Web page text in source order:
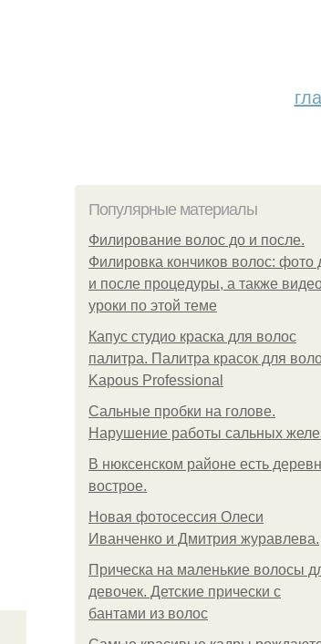
Популярные материалы
Филирование волос до и после.
Филировка кончиков волос: фото
и после процедуры, а также
уроки по этой теме
Капус студио краска для волос
палитра. Палитра красок для
Kapous Professional
Сальные пробки на голове.
Нарушение работы сальных
В нюксенском районе есть
вострое.
Новая фотосессия Олеси
Иванченко и Дмитрия журавлева.
Прическа на маленькие волосы
девочек. Детские прически с
бантами из волос